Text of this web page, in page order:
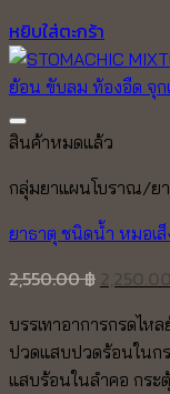
หยิบใส่ตะกร้า
สินค้าหมดแล้ว
กลุ่มยาแผนโบราณ/ย
ยาธาตุ ชนิดน้ำ หมอเส็
2,550.00฿
was:
บรรเทาอาการกรดไห
ปวดแสบปวดร้อนในก
แสบร้อนในลำคอ กระ